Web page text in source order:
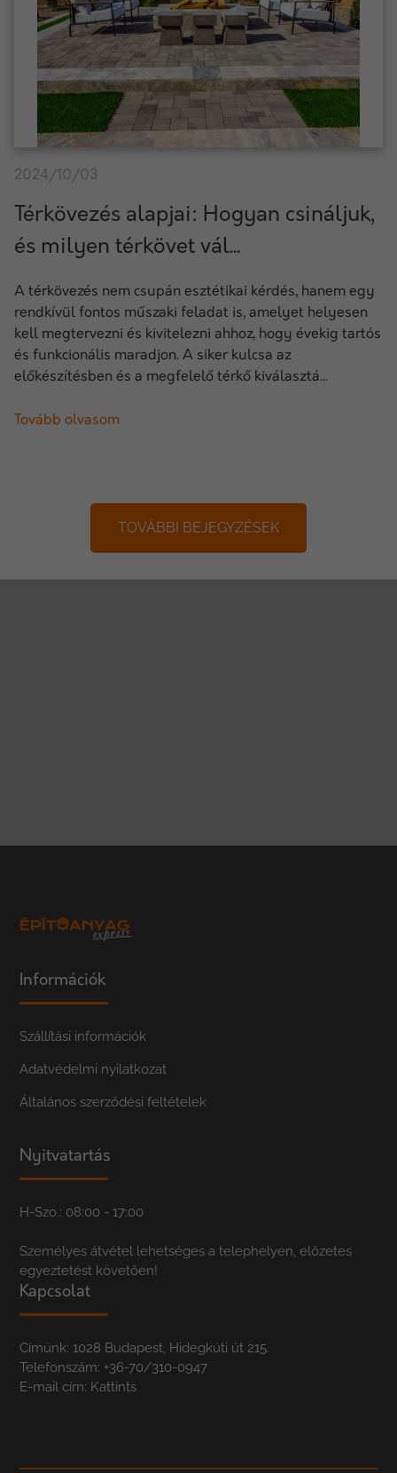
2024/10/03
Térkövezés alapjai: Hogyan csináljuk,
és milyen térkövet vál...
A térkövezés nem csupán esztétikai kérdés, hanem egy
rendkívül fontos műszaki feladat is, amelyet helyesen
kell megtervezni és kivitelezni ahhoz, hogy évekig tartós
és funkcionális maradjon. A siker kulcsa az
előkészítésben és a megfelelő térkő kiválasztá...
Tovább olvasom
TOVÁBBI BEJEGYZÉSEK
Információk
Szállítási információk
Adatvédelmi nyilatkozat
Általános szerződési feltételek
Nyitvatartás
H-Szo.: 08:00 - 17:00
Személyes átvétel lehetséges a telephelyen, előzetes
egyeztetést követően!
Kapcsolat
Címünk: 1028 Budapest, Hidegkúti út 215.
Telefonszám: +36-70/310-0947
E-mail cím: Kattints